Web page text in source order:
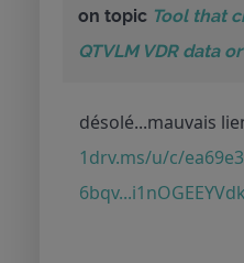
on topic Tool that
QTVLM VDR data
désolé...mauvais
1drv.ms/u/c/